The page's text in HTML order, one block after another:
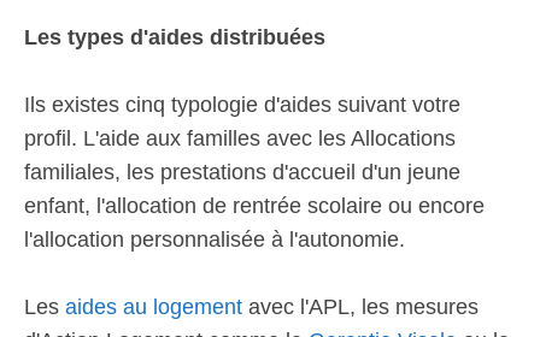
Les types d'aides distribuées
Ils existes cinq typologie d'aides suivant votre
profil. L'aide aux familles avec les Allocations
familiales, les prestations d'accueil d'un jeune
enfant, l'allocation de rentrée scolaire ou encore
l'allocation personnalisée à l'autonomie.
Les aides au logement avec l'APL, les mesures